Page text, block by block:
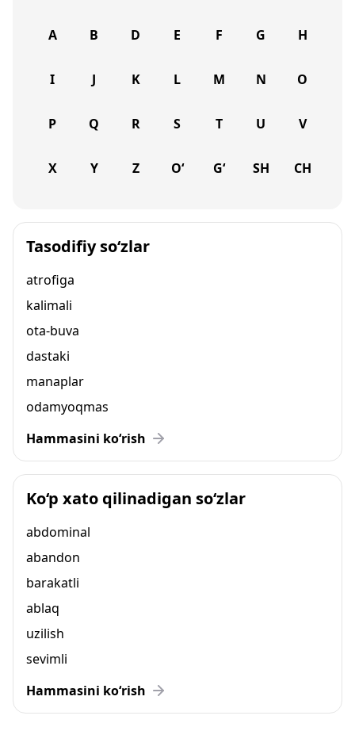
A B D E F G H
I J K L M N O
P Q R S T U V
X Y Z O‘ G‘ SH CH
Tasodifiy so‘zlar
atrofiga
kalimali
ota-buva
dastaki
manaplar
odamyoqmas
Hammasini ko‘rish
Ko‘p xato qilinadigan so‘zlar
abdominal
abandon
barakatli
ablaq
uzilish
sevimli
Hammasini ko‘rish